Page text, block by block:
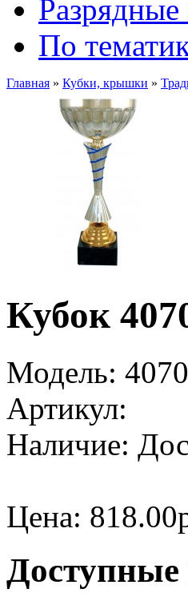
По
Главная » Кубки, крышки »
Кубок
Модель: 4070
Артикул:
Наличие:
Цена: